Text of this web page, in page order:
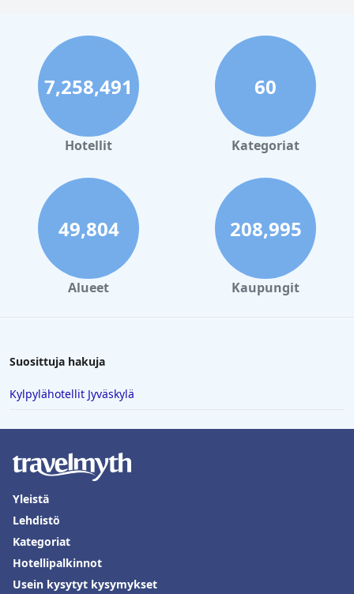
7,258,491
Hotellit
60
Kategoriat
49,804
Alueet
208,995
Kaupungit
Suosittuja hakuja
Kylpylähotellit Jyväskylä
Yleistä
Lehdistö
Kategoriat
Hotellipalkinnot
Usein kysytyt kysymykset